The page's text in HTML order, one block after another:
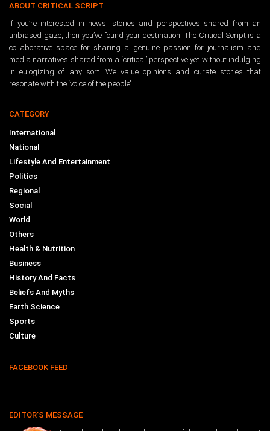
ABOUT CRITICAL SCRIPT
If you’re interested in news, stories and perspectives shared from an
unbiased gaze, then you’ve found your destination. The Critical Script is a
collaborative space for sharing a genuine passion for journalism and
media narratives shared from a ‘critical’ perspective yet without indulging
in eulogizing of any sort. We value opinions and curate stories that
resonate with the ‘voice of the people’.
CATEGORY
International
National
Lifestyle And Entertainment
Politics
Regional
Social
World
Others
Health & Nutrition
Business
History And Facts
Beliefs And Myths
Earth Science
Sports
Culture
FACEBOOK FEED
EDITOR’S MESSAGE